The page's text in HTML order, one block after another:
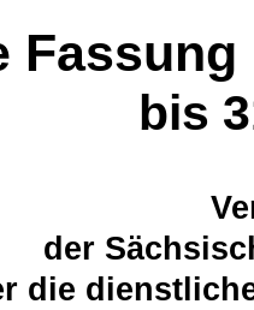
Fassung
bis
der
die